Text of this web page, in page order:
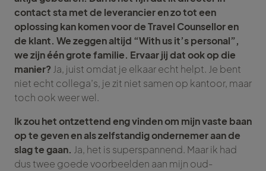
contact sta met de leverancier en zo tot een
oplossing kan komen voor de Travel Counsellor en
de klant. We zeggen altijd “With us it’s personal”,
we zijn één grote familie. Ervaar jij dat ook op die
manier? Ja, juist omdat je elkaar echt helpt. Je bent
niet echt collega’s, je zit niet samen op kantoor, maar
toch ook weer wel.
Ik zou het ontzettend eng vinden om mijn vaste baan
op te geven en als zelfstandig ondernemer aan de
slag te gaan. Ja, het is superspannend. Maar ik had
dus twee goede voorbeelden aan mijn oud-